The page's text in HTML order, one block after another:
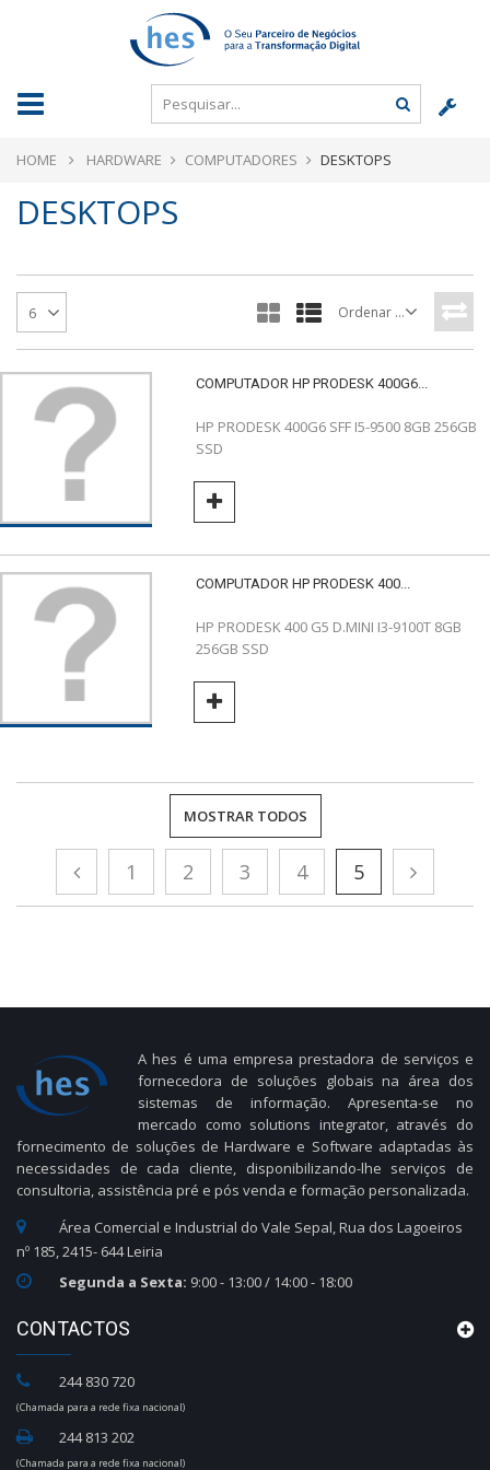
HOME HARDWARE COMPUTADORES DESKTOPS
DESKTOPS
6 Ordenar por
COMPUTADOR HP PRODESK 400G6...
HP PRODESK 400G6 SFF I5-9500 8GB 256GB
SSD
COMPUTADOR HP PRODESK 400...
HP PRODESK 400 G5 D.MINI I3-9100T 8GB
256GB SSD
MOSTRAR TODOS
1 2 3 4 5
A hes é uma empresa prestadora de serviços e
fornecedora de soluções globais na área dos
sistemas de informação. Apresenta-se no
mercado como solutions integrator, através do
fornecimento de soluções de Hardware e Software adaptadas às
necessidades de cada cliente, disponibilizando-lhe serviços de
consultoria, assistência pré e pós venda e formação personalizada.
Área Comercial e Industrial do Vale Sepal, Rua dos Lagoeiros
nº 185, 2415- 644 Leiria
Segunda a Sexta: 9:00 - 13:00 / 14:00 - 18:00
CONTACTOS
244 830 720
(Chamada para a rede fixa nacional)
244 813 202
(Chamada para a rede fixa nacional)